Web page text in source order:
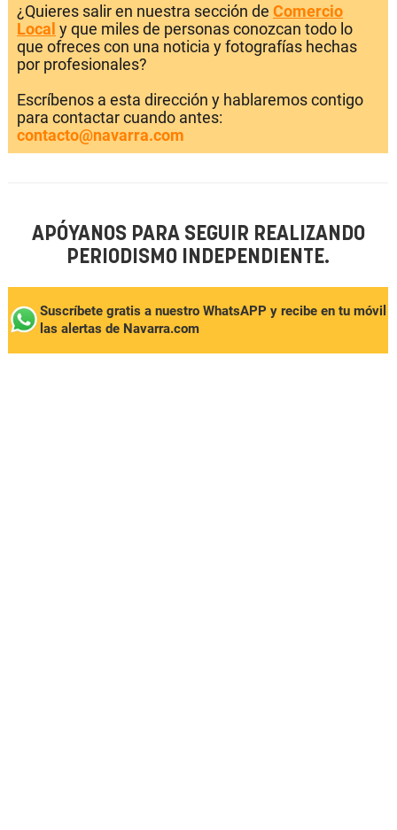
¿Quieres salir en nuestra sección de Comercio
Local y que miles de personas conozcan todo lo
que ofreces con una noticia y fotografías hechas
por profesionales?
Escríbenos a esta dirección y hablaremos contigo
para contactar cuando antes:
contacto@navarra.com
APÓYANOS PARA SEGUIR REALIZANDO
PERIODISMO INDEPENDIENTE.
Suscríbete gratis a nuestro WhatsAPP y recibe en tu móvil
las alertas de Navarra.com